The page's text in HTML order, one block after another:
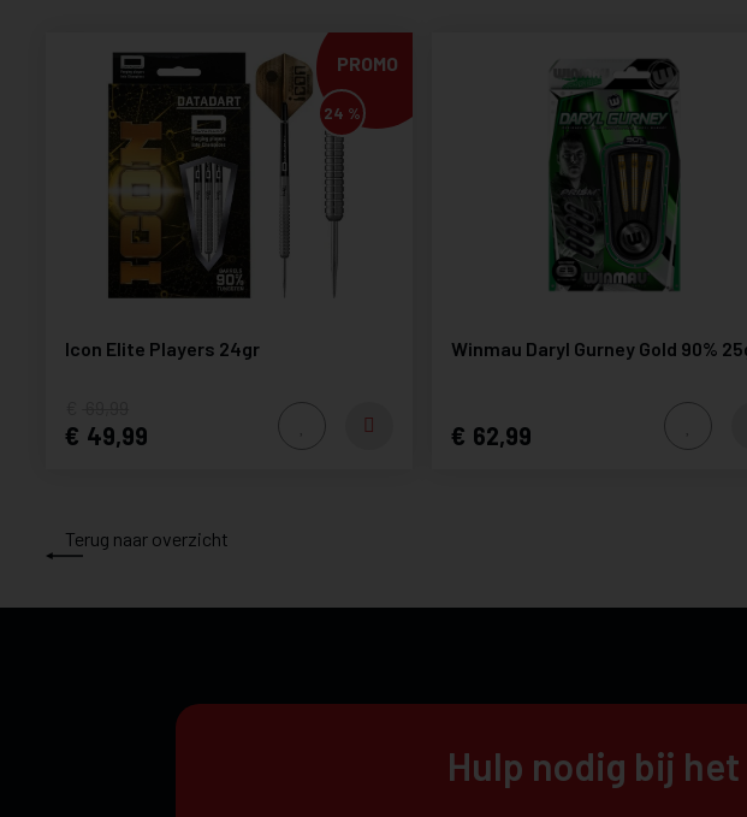
PROMO
24 %
Icon Elite Players 24gr
49,99
Winmau Daryl Gurney Gold 90%
62,99
Terug naar overzicht
Hulp nodig bij